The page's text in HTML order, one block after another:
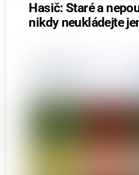
Hasič: Staré a
nikdy neukládejte